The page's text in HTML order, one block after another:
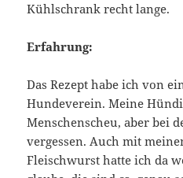
Kühlschrank recht lange.
Erfahrung:
Das Rezept habe ich von
Hundeverein. Meine
Menschenscheu, aber bei
vergessen. Auch mit
Fleischwurst hatte ich da